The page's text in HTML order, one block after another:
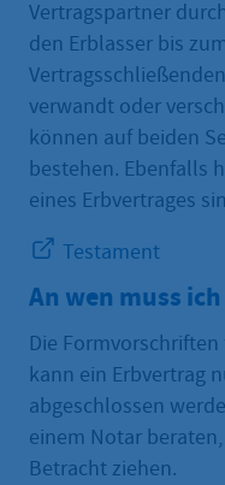
Vertragspartner
den Erblasser bis
verwandt oder
können auf beiden
bestehen. Ebenfalls
eines Erbvertrages
Testament
An wen muss
Die
kann ein Erbvertrag
abgeschlossen
einem Notar
Betracht ziehen.